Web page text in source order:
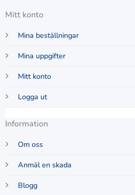
Mitt konto
Mina beställningar
Mina uppgifter
Mitt konto
Logga ut
Information
Om oss
Anmäl en skada
Blogg